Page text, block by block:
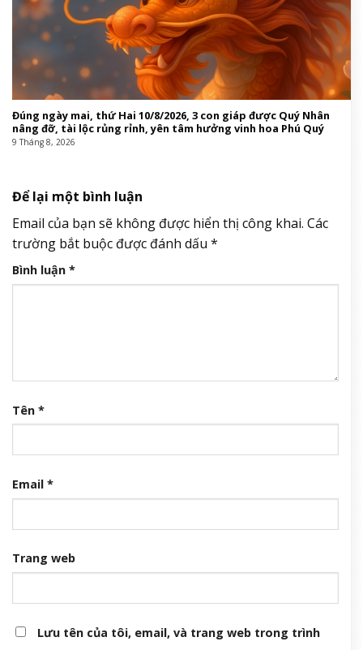
Đúng ngày mai, thứ Hai 10/8/2026, 3 con giáp được Quý Nhân
nâng đỡ, tài lộc rủng rỉnh, yên tâm hưởng vinh hoa Phú Quý
9 Tháng 8, 2026
Để lại một bình luận
Email của bạn sẽ không được hiển thị công khai. Các
trường bắt buộc được đánh dấu *
Bình luận *
Tên *
Email *
Trang web
Lưu tên của tôi, email, và trang web trong trình